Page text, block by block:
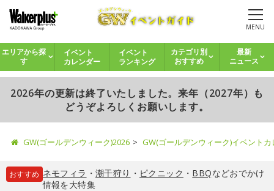
MENU
エリアから探
す
イベント
カレンダー
イベント
ランキング
カテゴリ別
おすすめ
最新
ニュース
2026年の更新は終了いたしました。来年（2027年）も
どうぞよろしくお願いします。
GW(ゴールデンウィーク)2026 GW(ゴールデンウィーク)イベント
おすすめ ネモフィラ ・ 潮干狩り ・ ピクニック ・ BBQなどおでかけ
情報を大特集